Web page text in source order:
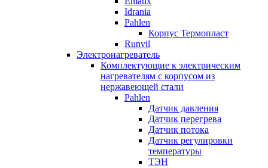
Idrania
Pahlen
Корпус Термопласт
Runvil
Электронагреватель
Комплектующие к электрическим
нагревателям с корпусом из
нержавеющей стали
Pahlen
Датчик давления
Датчик перегрева
Датчик потока
Датчик регулировки
температуры
ТЭН